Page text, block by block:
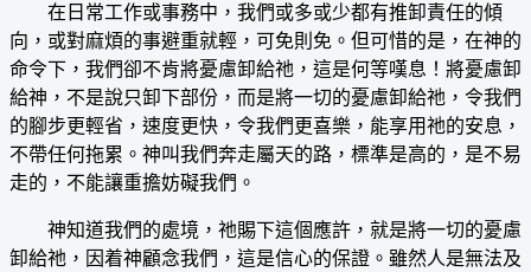
在日常工作或事務中，我們或多或少都有推卸責任的傾
向，或對麻煩的事避重就輕，可免則免。但可惜的是，在神的
命令下，我們卻不肯將憂慮卸給祂，這是何等嘆息！將憂慮卸
給神，不是說只卸下部份，而是將一切的憂慮卸給祂，令我們
的腳步更輕省，速度更快，令我們更喜樂，能享用祂的安息，
不帶任何拖累。神叫我們奔走屬天的路，標準是高的，是不易
走的，不能讓重擔妨礙我們。
神知道我們的處境，祂賜下這個應許，就是將一切的憂慮
卸給祂，因着神顧念我們，這是信心的保證。雖然人是無法及